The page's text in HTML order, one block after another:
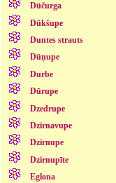
Dūčurga
Dūkšupe
Duntes strauts
Dūņupe
Durbe
Dūrupe
Dzedrupe
Dzirnavupe
Dzirnupe
Dzirnupīte
Eglona